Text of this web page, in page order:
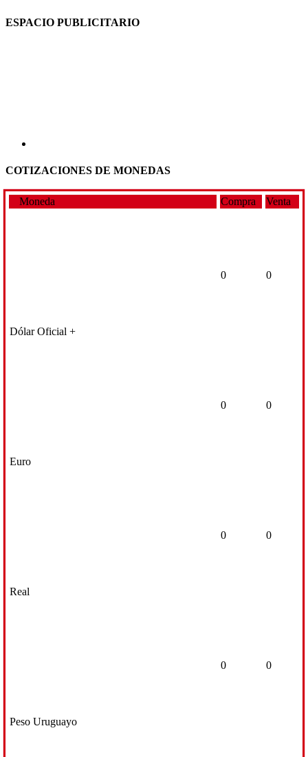
ESPACIO PUBLICITARIO
COTIZACIONES DE MONEDAS
Moneda Compra Venta
Dólar Oficial +
0 0
Euro
0 0
Real
0 0
Peso Uruguayo
0 0